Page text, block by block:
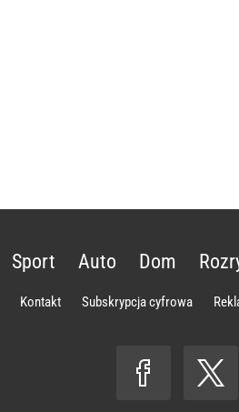
Sport Auto Dom
Kontakt Subskrypcja cyfrowa